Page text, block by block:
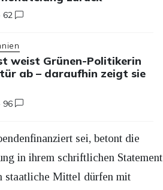
62
weist Grünen-Politikerin
ab – daraufhin zeigt sie
96
sei, betont die
in ihrem schriftlichen Statement
staatliche Mittel dürfen mit